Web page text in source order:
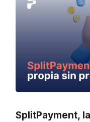
SplitPayment,